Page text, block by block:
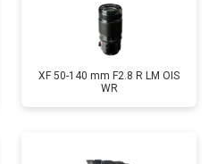
XF 50-140 mm F2.8 R LM OIS
WR